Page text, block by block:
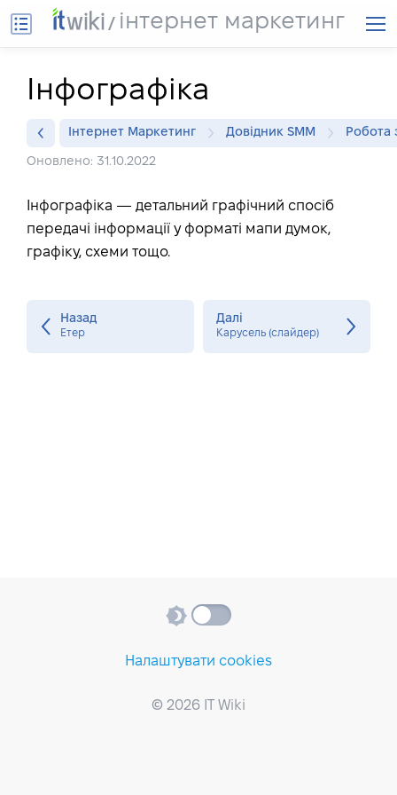
інтернет маркетинг
Інфографіка
Інтернет Маркетинг Довідник SMM Робота
Оновлено: 31.10.2022
Інфографіка — детальний графічний спосіб
передачі інформації у форматі мапи думок,
графіку, схеми тощо.
Назад
Етер
Далі
Карусель (слайдер)
Налаштувати cookies
© 2026 IT Wiki